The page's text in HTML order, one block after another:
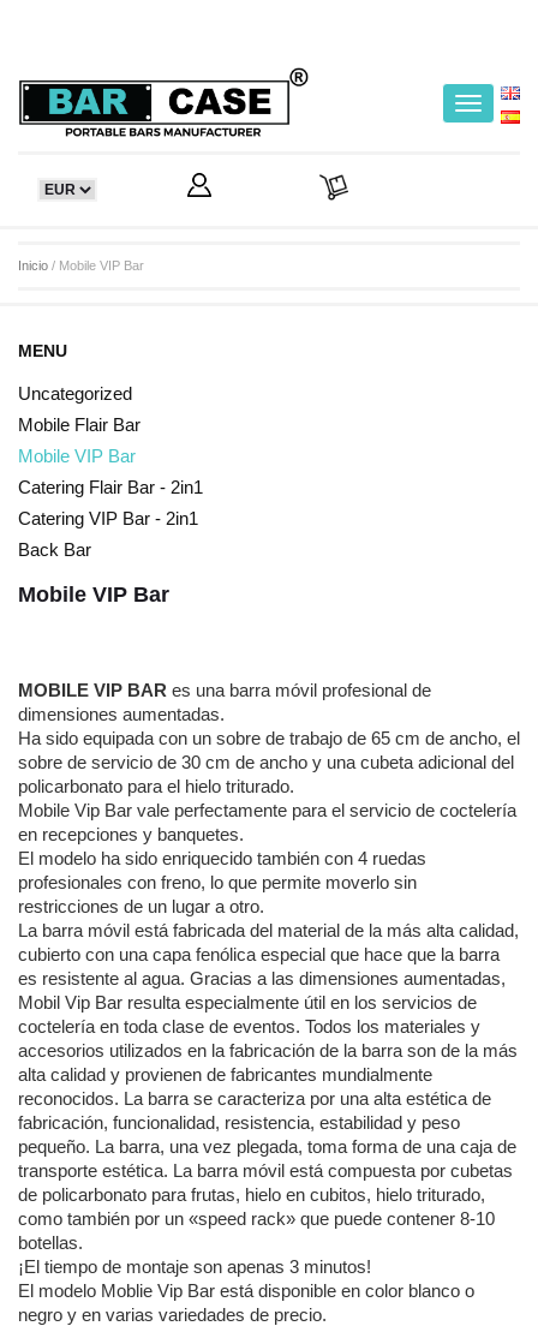
Toggle
Inicio / Mobile VIP Bar
MENU
Uncategorized
Mobile Flair Bar
Mobile VIP Bar
Catering Flair Bar - 2in1
Catering VIP Bar - 2in1
Back Bar
Mobile VIP Bar
MOBILE VIP BAR es una barra móvil profesional de
dimensiones aumentadas.
Ha sido equipada con un sobre de trabajo de 65 cm de ancho, el
sobre de servicio de 30 cm de ancho y una cubeta adicional del
policarbonato para el hielo triturado.
Mobile Vip Bar vale perfectamente para el servicio de coctelería
en recepciones y banquetes.
El modelo ha sido enriquecido también con 4 ruedas
profesionales con freno, lo que permite moverlo sin
restricciones de un lugar a otro.
La barra móvil está fabricada del material de la más alta calidad,
cubierto con una capa fenólica especial que hace que la barra
es resistente al agua. Gracias a las dimensiones aumentadas,
Mobil Vip Bar resulta especialmente útil en los servicios de
coctelería en toda clase de eventos. Todos los materiales y
accesorios utilizados en la fabricación de la barra son de la más
alta calidad y provienen de fabricantes mundialmente
reconocidos. La barra se caracteriza por una alta estética de
fabricación, funcionalidad, resistencia, estabilidad y peso
pequeño. La barra, una vez plegada, toma forma de una caja de
transporte estética. La barra móvil está compuesta por cubetas
de policarbonato para frutas, hielo en cubitos, hielo triturado,
como también por un «speed rack» que puede contener 8-10
botellas.
¡El tiempo de montaje son apenas 3 minutos!
El modelo Moblie Vip Bar está disponible en color blanco o
negro y en varias variedades de precio.